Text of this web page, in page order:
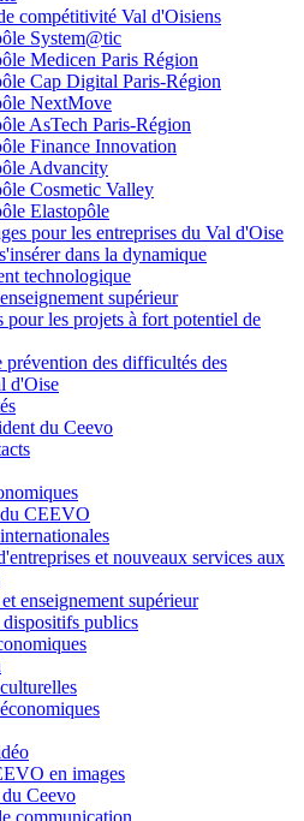
compétitivité Val d'Oisiens
System@tic
Medicen Paris Région
Cap Digital Paris-Région
NextMove
AsTech Paris-Région
Finance Innovation
Advancity
Cosmetic Valley
Elastopôle
pour les entreprises du Val d'Oise
dans la dynamique
technologique
supérieur
pour les projets à fort potentiel de
prévention des difficultés des
d'Oise
du Ceevo
CEEVO
et nouveaux services aux
enseignement supérieur
publics
en images
Ceevo
communication